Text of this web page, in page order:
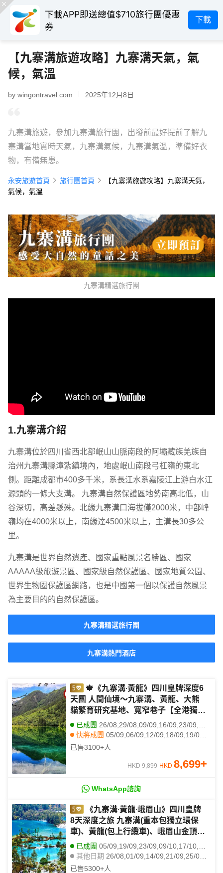
下載APP即送總值$710旅行團優惠
券
下載
【九寨溝旅遊攻略】九寨溝天氣，氣
候，氣溫
by wingontravel.com 2025年12月8日
九寨溝旅遊，參加九寨溝旅行團，出發前最好提前了解九
寨溝當地實時天氣，九寨溝氣候，九寨溝氣溫，準備好衣
物，有備無患。
永安旅遊首頁 旅行團首頁
【九寨溝旅遊攻略】九寨溝天氣，
氣候，氣溫
九寨溝精選旅行團
1.九寨溝介紹
九寨溝位於四川省西北部岷山山脈南段的阿壩藏族羌族自
治州九寨溝縣漳紮鎮境內，地處岷山南段弓杠嶺的東北
側。距離成都市400多千米，系長江水系嘉陵江上游白水江
源頭的一條大支溝。 九寨溝自然保護區地勢南高北低，山
谷深切，高差懸殊。北緣九寨溝口海拔僅2000米，中部峰
嶺均在4000米以上，南緣達4500米以上，主溝長30多公
里。
九寨溝是世界自然遺產、國家重點風景名勝區、國家
AAAAA級旅遊景區、國家級自然保護區、國家地質公園、
世界生物圈保護區網路，也是中國第一個以保護自然風景
為主要目的的自然保護區。
九寨溝精選旅行團
九寨溝熱門酒店
🍁《九寨溝‧黃龍》四川皇牌深度6
天團 人間仙境～九寨溝、黃龍、大熊
貓繁育研究基地、寬窄巷子【全港獨家
保證連住3晚九寨溝奢華酒店:九寨天堂
洲際大飯店，1晚市中心頂級奢華St.
Regis瑞吉酒店】
已成團 26/08,29/08,09/09,16/09,23/09,07/10,09/10,10/10,13/10,14/10,16/10,17/10,23/10,25/10,27/10,29/10,30/10,02/11,03/11,04/11
快將成團 05/09,06/09,12/09,18/09,19/09,20/09,22/09
其他日期 19/08,20/08,22/08,23/08,27/08,30/08,01/09,02/09,03/09,07/09,08/09,21/09,18/11,21/11,22/11,25/11,28/11,29/11,02/12,05/12
已售3100+人
HKD 9,899 HKD 8,699+
WhatsApp諮詢
《九寨溝‧黃龍‧峨眉山》四川皇牌
8天深度之旅 九寨溝(重本包獨立環保
車)、黃龍(包上行纜車)、峨眉山金頂
(VIP通道)、樂山大佛(遊船)、成都大熊
貓繁育研究基地、【全港獨家】連住３
晚九寨天堂洲際酒店
已成團 05/09,19/09,23/09,09/10,17/10,18/10,24/10,01/11,03/11,09/11,14/11,15/11
其他日期 26/08,01/09,14/09,21/09,25/09,07/10,23/10,25/10,28/10
已售5300+人